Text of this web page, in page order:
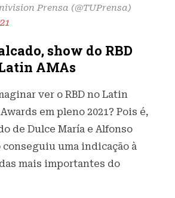
Prensa (@TUPrensa)
show do RBD
AMAs
ver o RBD no Latin
em pleno 2021? Pois é,
de Dulce María e Alfonso
uma indicação à
mais importantes do